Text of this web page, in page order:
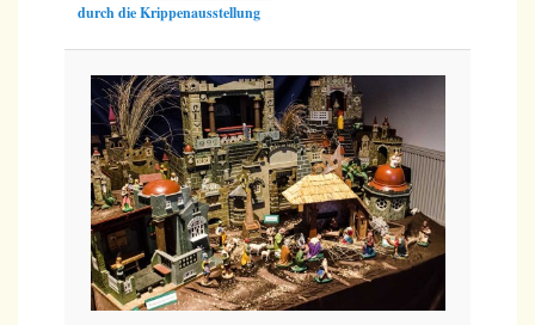
durch die Krippenausstellung